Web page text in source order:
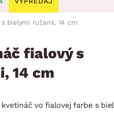
stoličky a kreslá
Záhradné lavice
hojdačky
bielymi ružami, 14 cm
fialový s
14 cm
vo fialovej farbe s